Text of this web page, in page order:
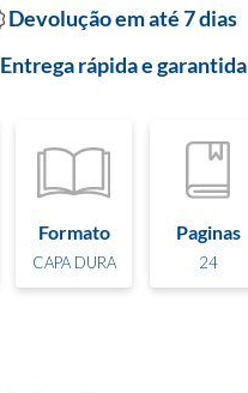
Devolução em até 7 dias
Entrega rápida e garantida
Formato
CAPA DURA
Paginas
24